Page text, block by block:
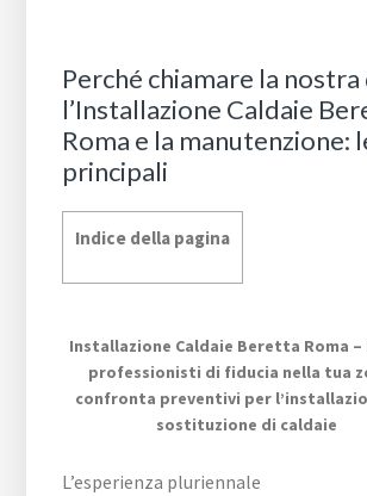
Perché chiamare la
l’Installazione Caldaie
Roma e la manutenzione:
principali
Indice della pagina
Installazione Caldaie Beretta Roma –
professionisti di fiducia nella tua
confronta preventivi per
sostituzione di caldaie
L’esperienza pluriennale